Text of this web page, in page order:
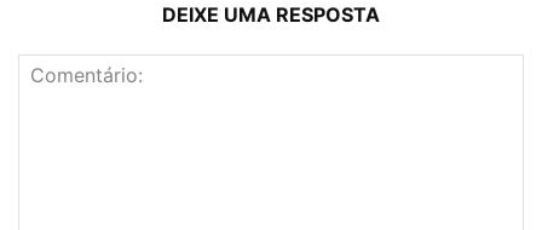
DEIXE UMA RESPOSTA